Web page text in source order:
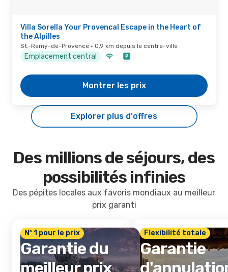
Villa Sorella Your Provencal Escape in the Heart of
the Alpilles
St.-Remy-de-Provence · 0,9 km depuis le centre-ville
Emplacement central
Montrer les prix
Explorer plus d'offres
Des millions de séjours, des
possibilités infinies
Des pépites locales aux favoris mondiaux au meilleur
prix garanti
Nº 1 pour le prix
Garantie du
meilleur prix
Flexibilité totale
Garantie